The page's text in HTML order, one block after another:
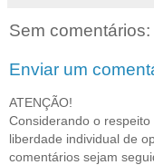
Sem comentários:
Enviar um
ATENÇÃO!
Considerando o
liberdade individual de
comentários sejam